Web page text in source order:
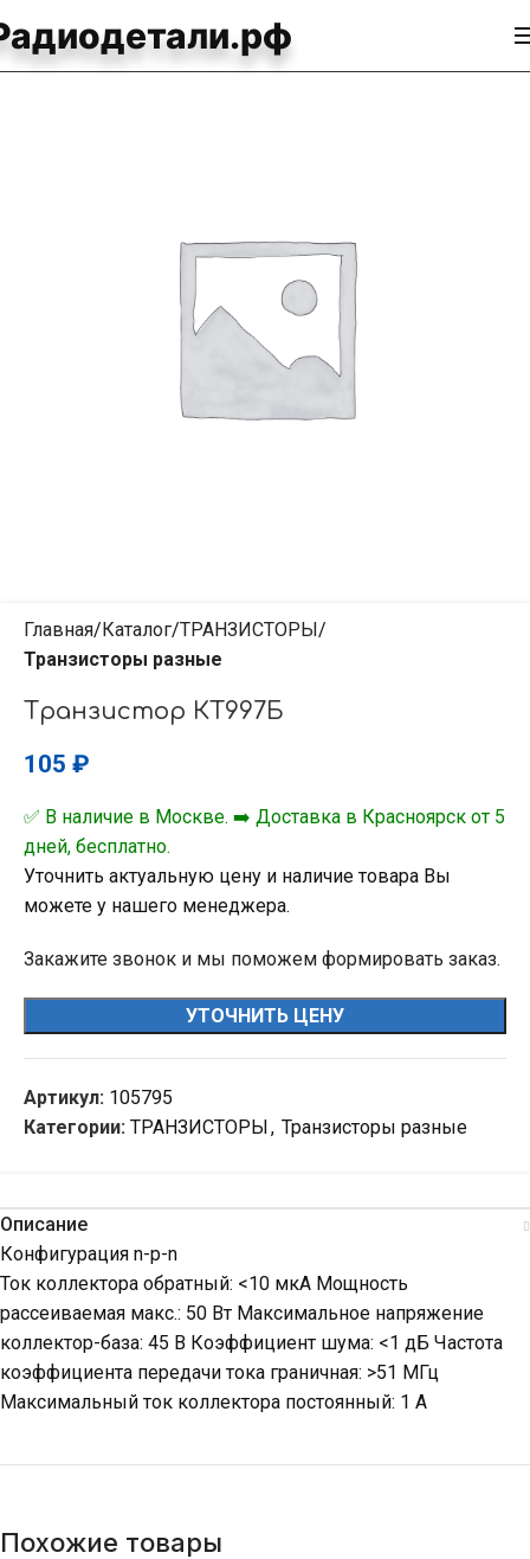
Главная Каталог ТРАНЗИСТОРЫ
Транзисторы разные
Транзистор КТ997Б
105 ₽
✅ В наличие в Москве. ➡️ Доставка в Красноярск от 5
дней, бесплатно.
Уточнить актуальную цену и наличие товара Вы
можете у нашего менеджера.
Закажите звонок и мы поможем формировать заказ.
УТОЧНИТЬ ЦЕНУ
Артикул: 105795
Категории: ТРАНЗИСТОРЫ, Транзисторы разные
Описание
Конфигурация n-p-n
Ток коллектора обратный: <10 мкА Мощность
рассеиваемая макс.: 50 Вт Максимальное напряжение
коллектор-база: 45 В Коэффициент шума: <1 дБ Частота
коэффициента передачи тока граничная: >51 МГц
Максимальный ток коллектора постоянный: 1 А
Похожие товары